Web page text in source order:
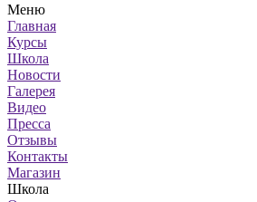
Меню
Главная
Курсы
Школа
Новости
Галерея
Видео
Пресса
Отзывы
Контакты
Магазин
Школа